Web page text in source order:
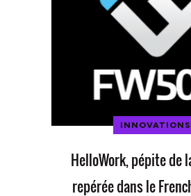
INNOVATIONS
HelloWork, pépite de
repérée dans le